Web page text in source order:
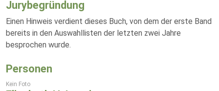
Jurybegründung
Einen Hinweis verdient dieses Buch, von dem der erste Band
bereits in den Auswahllisten der letzten zwei Jahre
besprochen wurde.
Personen
Kein Foto